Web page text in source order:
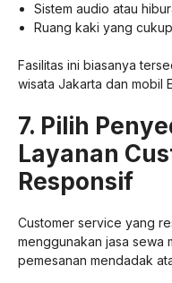
Sistem audio atau
Ruang kaki yang cukup
Fasilitas ini biasanya
wisata Jakarta dan mobil
7. Pilih
Layanan
Responsif
Customer service yang
menggunakan jasa sewa
pemesanan mendadak